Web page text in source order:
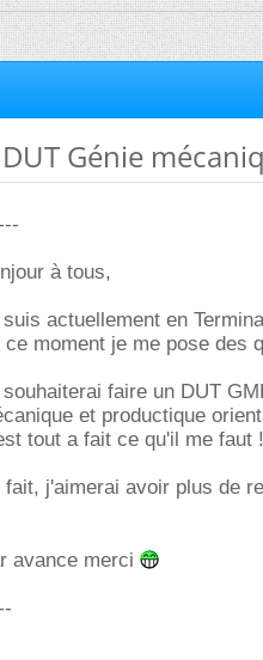
DUT Génie
à tous,
actuellement en
ce moment je me pose des
faire un DUT
et productique
tout a fait ce qu'il me faut
fait, j'aimerai avoir plus de
avance merci